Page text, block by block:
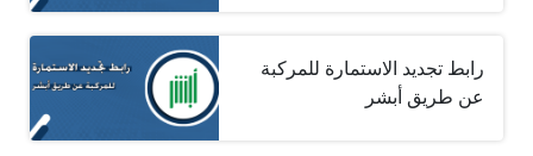
رابط تجديد الاستمارة للمركبة
عن طريق أبشر